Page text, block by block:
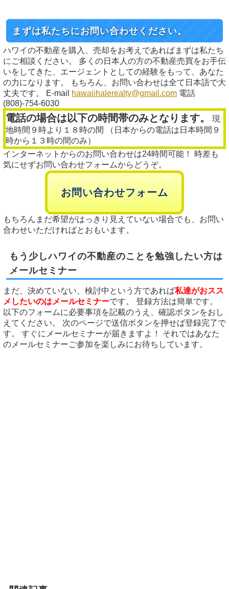
まずは私たちにお問い合わせください。
ハワイの不動産を購入、売却をお考えであればまずは私たち
にご相談ください。 多くの日本人の方の不動産売買をお手伝
いをしてきた、エージェントとしての経験をもって、あなた
の力になります。 もちろん、お問い合わせは全て日本語で大
丈夫です。 E-mail
hawaiihalerealty@gmail.com 電話
(808)-754-6030
電話の場合は以下の時間帯のみとなります。
現
地時間９時より１８時の間 （日本からの電話は日本時間９
時から１３時の間のみ）
インターネットからのお問い合わせは24時間可能！ 時差も
気にせずお問い合わせフォームからどうぞ。
お問い合わせフォーム
もちろんまだ希望がはっきり見えていない場合でも、お問い
合わせいただければとおもいます。
もう少しハワイの不動産のことを勉強したい方は
メールセミナー
まだ、決めていない、検討中という方であれば私達がおスス
メしたいのはメールセミナーです。 登録方法は簡単です。
以下のフォームに必要事項を記載のうえ、確認ボタンをおし
えてください。 次のページで送信ボタンを押せば登録完了で
す。 すぐにメールセミナーが届きますよ！ それではあなた
のメールセミナーご参加を楽しみにお待ちしています。